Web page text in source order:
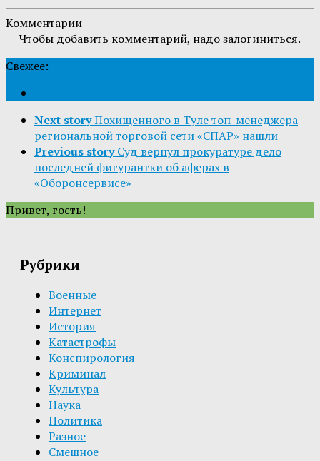
Комментарии
Чтобы добавить комментарий, надо залогиниться.
Свежее:
Next storyПохищенного в Туле топ-менеджера
региональной торговой сети «СПАР» нашли
Previous story Суд вернул прокуратуре дело
последней фигурантки об аферах в
«Оборонсервисе»
Привет, гость!
Рубрики
Военные
Интернет
История
Катастрофы
Конспирология
Криминал
Культура
Наука
Политика
Разное
Смешное